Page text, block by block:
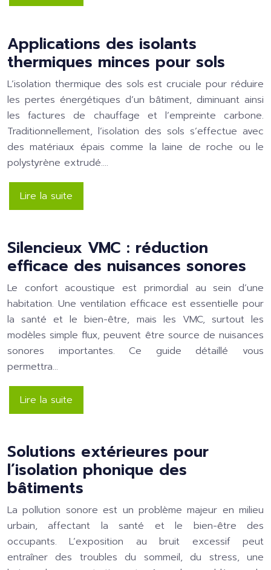
Applications des isolants
thermiques minces pour sols
L’isolation thermique des sols est cruciale pour réduire
les pertes énergétiques d’un bâtiment, diminuant ainsi
les factures de chauffage et l’empreinte carbone.
Traditionnellement, l’isolation des sols s’effectue avec
des matériaux épais comme la laine de roche ou le
polystyrène extrudé….
Lire la suite
Silencieux VMC : réduction
efficace des nuisances sonores
Le confort acoustique est primordial au sein d’une
habitation. Une ventilation efficace est essentielle pour
la santé et le bien-être, mais les VMC, surtout les
modèles simple flux, peuvent être source de nuisances
sonores importantes. Ce guide détaillé vous
permettra…
Lire la suite
Solutions extérieures pour
l’isolation phonique des
bâtiments
La pollution sonore est un problème majeur en milieu
urbain, affectant la santé et le bien-être des
occupants. L’exposition au bruit excessif peut
entraîner des troubles du sommeil, du stress, une